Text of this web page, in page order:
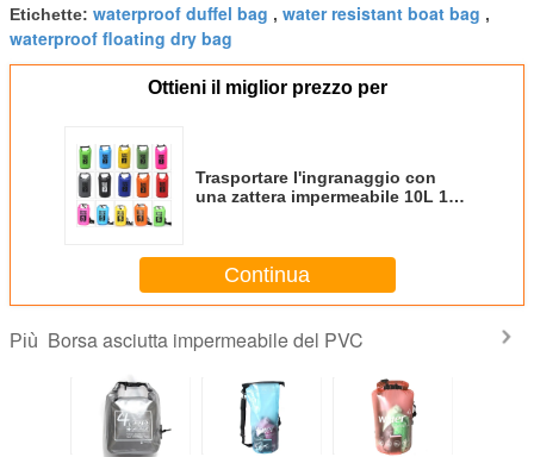
Etichette: waterproof duffel bag , water resistant boat bag ,
waterproof floating dry bag
Ottieni il miglior prezzo per
Trasportare l'ingranaggio con
una zattera impermeabile 10L 15L
dell'oceano della borsa asciutta
del PVC di canottaggio
Continua
Più Borsa asciutta impermeabile del PVC